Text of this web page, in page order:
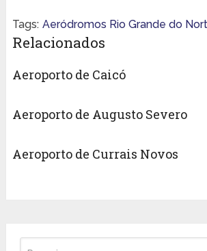
Tags: Aeródromos Rio Grande do
Relacionados
Aeroporto de Caicó
Aeroporto de Augusto Severo
Aeroporto de Currais Novos